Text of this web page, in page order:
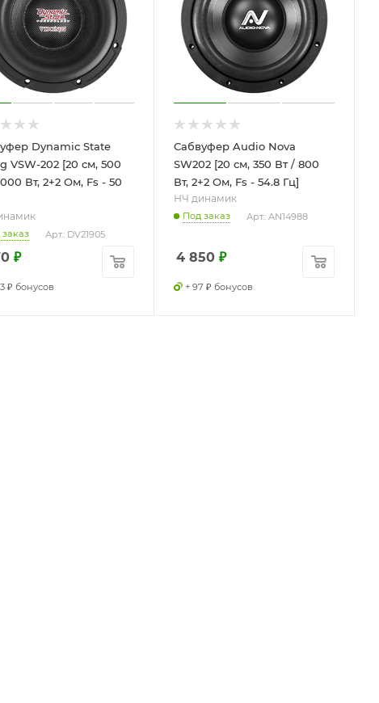
Dynamic State
VSW-202 [20 см, 500
Вт, 2+2 Ом, Fs - 50
Арт.: DV21905
₽
₽ бонусов
Сабвуфер Audio Nova
SW202 [20 см, 350 Вт / 800
Вт, 2+2 Ом, Fs - 54.8 Гц]
НЧ динамик
Под заказ Арт.: AN14988
4 850₽
+ 97 ₽ бонусов